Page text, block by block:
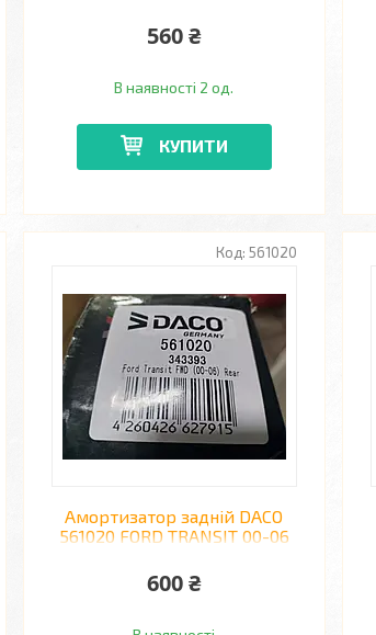
560 ₴
В наявності 2 од.
КУПИТИ
561020
Амортизатор задній DACO
561020 FORD TRANSIT 00-06
600 ₴